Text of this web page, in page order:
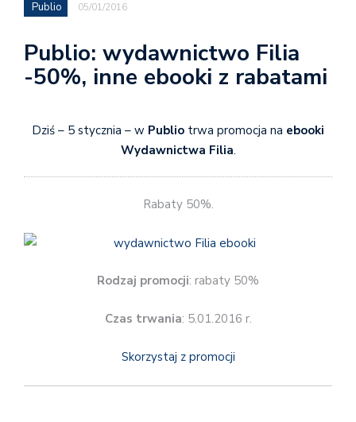
Publio 05/01/2016
Publio: wydawnictwo Filia
-50%, inne ebooki z rabatami
Dziś – 5 stycznia – w Publio trwa promocja na ebooki
Wydawnictwa Filia.
Rabaty 50%.
Rodzaj promocji: rabaty 50%
Czas trwania: 5.01.2016 r.
Skorzystaj z promocji